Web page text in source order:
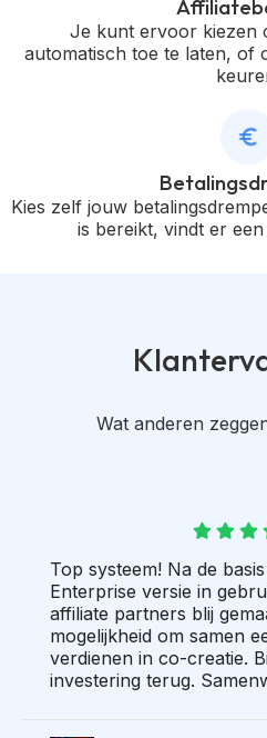
Je kunt ervoor kiezen
automatisch toe te laten, of
Kies zelf jouw
is bereikt, vindt er
Wat anderen
Top systeem! Na de
Enterprise versie in
affiliate partners blij
mogelijkheid om samen
verdienen in co-creatie.
investering terug.